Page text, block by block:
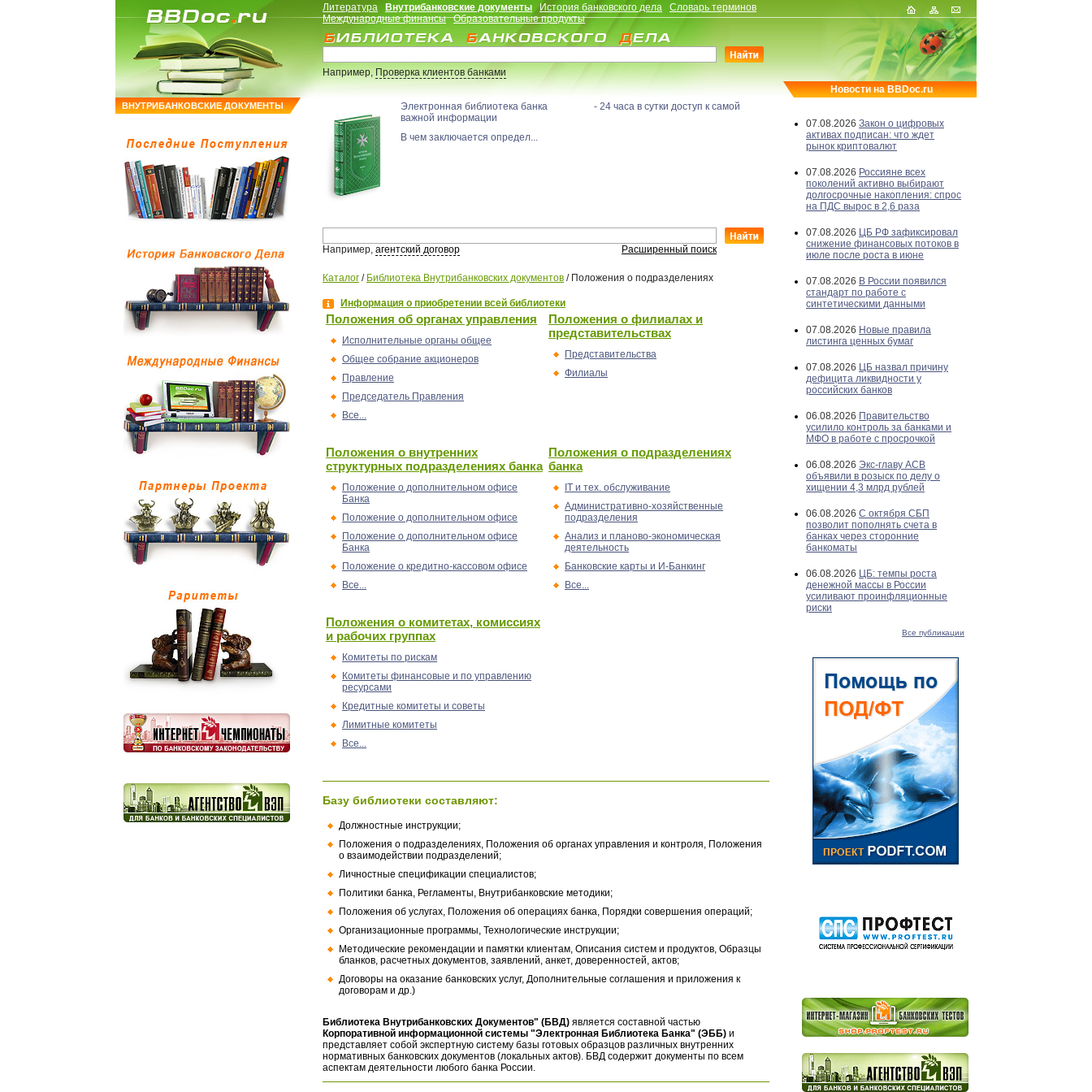
ВНУТРИБАНКОВСКИЕ ДОКУМЕНТЫ
Литература Внутрибанковские документы История банковского дела
Словарь терминов
Международные финансы
Образовательные продукты
Например,Проверка клиентов банками
Электронная библиотека банка - 24 часа в сутки доступ к самой
важной информации
В чем заключается определ...
Например, агентский договор Расширенный поиск
Каталог / Библиотека Внутрибанковских документов / Положения о подразделениях
Информация о приобретении всей библиотеки
Положения об органах управления
Исполнительные органы общее
Общее собрание акционеров
Правление
Председатель Правления
Все...
Положения о филиалах и
представительствах
Представительства
Филиалы
Положения о внутренних
структурных подразделениях банка
Положение о дополнительном офисе
Банка
Положение о дополнительном офисе
Положение о дополнительном офисе
Банка
Положение о кредитно-кассовом офисе
Все...
Положения о подразделениях
банка
IT и тех. обслуживание
Административно-хозяйственные
подразделения
Анализ и планово-экономическая
деятельность
Банковские карты и И-Банкинг
Все...
Положения о комитетах, комиссиях
и рабочих группах
Комитеты по рискам
Комитеты финансовые и по управлению
ресурсами
Кредитные комитеты и советы
Лимитные комитеты
Все...
Базу библиотеки составляют:
Должностные инструкции;
Положения о подразделениях, Положения об органах управления и контроля, Положения
о взаимодействии подразделений;
Личностные спецификации специалистов;
Политики банка, Регламенты, Внутрибанковские методики;
Положения об услугах, Положения об операциях банка, Порядки совершения операций;
Организационные программы, Технологические инструкции;
Методические рекомендации и памятки клиентам, Описания систем и продуктов, Образцы
бланков, расчетных документов, заявлений, анкет, доверенностей, актов;
Договоры на оказание банковских услуг, Дополнительные соглашения и приложения к
договорам и др.)
Библиотека Внутрибанковских Документов" (БВД) является составной частью
Корпоративной информационной системы "Электронная Библиотека Банка" (ЭББ) и
представляет собой экспертную систему базы готовых образцов различных внутренних
нормативных банковских документов (локальных актов). БВД содержит документы по всем
аспектам деятельности любого банка России.
Новости на BBDoc.ru
07.08.2026 Закон о цифровых
активах подписан: что ждет
рынок криптовалют
07.08.2026 Россияне всех
поколений активно выбирают
долгосрочные накопления: спрос
на ПДС вырос в 2,6 раза
07.08.2026 ЦБ РФ зафиксировал
снижение финансовых потоков в
июле после роста в июне
07.08.2026 В России появился
стандарт по работе с
синтетическими данными
07.08.2026 Новые правила
листинга ценных бумаг
07.08.2026 ЦБ назвал причину
дефицита ликвидности у
российских банков
06.08.2026 Правительство
усилило контроль за банками и
МФО в работе с просрочкой
06.08.2026 Экс-главу АСВ
объявили в розыск по делу о
хищении 4,3 млрд рублей
06.08.2026 С октября СБП
позволит пополнять счета в
банках через сторонние
банкоматы
06.08.2026 ЦБ: темпы роста
денежной массы в России
усиливают проинфляционные
риски
Все публикации